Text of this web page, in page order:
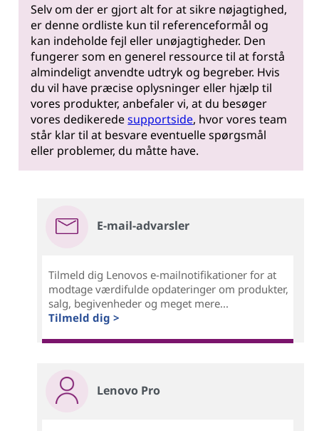
Selv om der er gjort alt for at sikre nøjagtighed,
er denne ordliste kun til referenceformål og
kan indeholde fejl eller unøjagtigheder. Den
fungerer som en generel ressource til at forstå
almindeligt anvendte udtryk og begreber. Hvis
du vil have præcise oplysninger eller hjælp til
vores produkter, anbefaler vi, at du besøger
vores dedikeredesupportside, hvor vores team
står klar til at besvare eventuelle spørgsmål
eller problemer, du måtte have.
E-mail-advarsler
Tilmeld dig Lenovos e-mailnotifikationer for at
modtage værdifulde opdateringer om produkter,
salg, begivenheder og meget mere...
Tilmeld dig >
Lenovo Pro